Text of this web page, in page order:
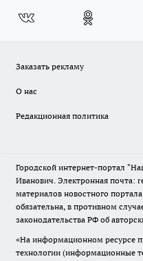
Заказать рекламу
О нас
Редакционная политика
Городской интернет-портал
Иванович. Электронная почта:
материалов новостного
обязательна, в противном
законодательства РФ об
«На информационном ресурсе
технологии (информационные